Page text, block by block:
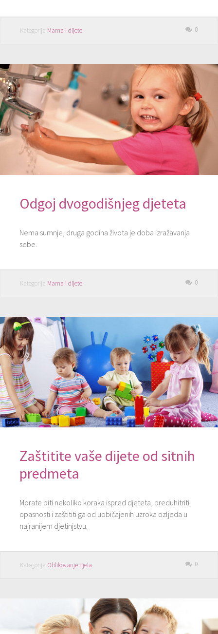
Kategorija Mama i dijete 0
Odgoj dvogodišnjeg djeteta
Nema sumnje, druga godina života je doba izražavanja
sebe.
Kategorija Mama i dijete 0
Zaštitite vaše dijete od sitnih
predmeta
Morate biti nekoliko koraka ispred djeteta, preduhitriti
opasnosti i zaštititi ga od uobičajenih uzroka ozljeda u
najranijem djetinjstvu.
Kategorija Oblikovanje tijela 0